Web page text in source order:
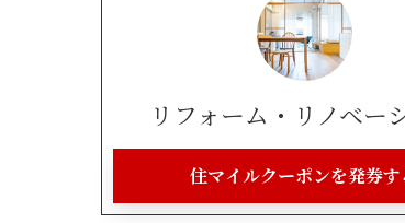
リフォーム・リノベー
住マイルクーポンを発券す